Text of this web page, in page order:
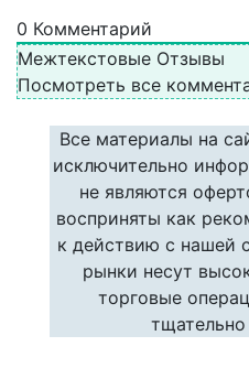
0 Комментарий
Межтекстовые Отзывы
Посмотреть все
Все материалы на
исключительно
не являются
восприняты как
к действию с нашей
рынки несут
торговые